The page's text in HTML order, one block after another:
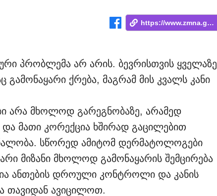
https://www.zmna.ge/news/ratom-chndeba-a...
პრობლემა არ არის. ბევრისთვის ყველაზე
გამონაყარი ქრება, მაგრამ მის კვალს კანი
არა მხოლოდ გარეგნობაზე, არამედ
და მათი კორექცია ხშირად გაცილებით
სწორედ ამიტომ დერმატოლოგები
მიზანი მხოლოდ გამონაყარის შემცირება
ანთების დროული კონტროლი და კანის
თავიდან ავიცილოთ.